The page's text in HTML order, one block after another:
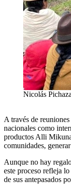
Nicolás
A través de
nacionales como
productos Alli
comunidades,
Aunque no hay
este proceso refleja
de sus antepasados